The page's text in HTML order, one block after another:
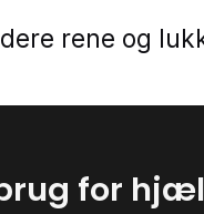
rene og
for